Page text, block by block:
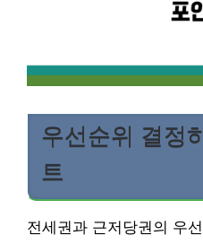
우선순위 결정
트
전세권과 근저당권의 우